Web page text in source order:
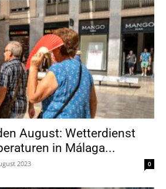
August: Wetterdienst
in Málaga...
2023 0